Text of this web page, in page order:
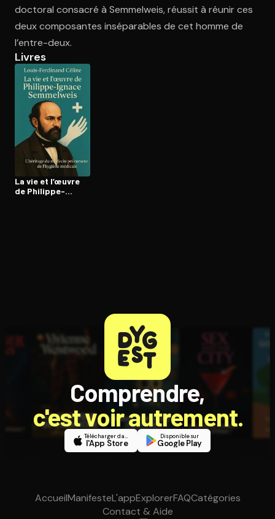
doctoral consacré à Semmelweis, réussit à réunir ces
deux composantes inséparables de cet homme de
l’entre-deux.
Livres
La vie et l’œuvre
de Philippe-
Comprendre,
c'est voir autrement.
Télécharger dans
l'App Store
Disponible sur
Google Play
AccueilManifesteL'appExplorerFAQCatégories
Contact & Aide